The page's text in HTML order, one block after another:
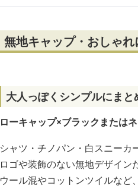
無地キャップ・おしゃ
大人っぽくシンプルにま
ローキャップ×ブラックまたは
シャツ・チノパン・白スニーカ
ロゴや装飾のない無地デザイン
ウール混やコットンツイルなど、